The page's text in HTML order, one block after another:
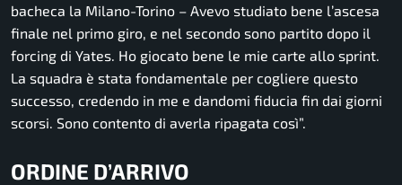
bacheca la Milano-Torino – Avevo studiato bene l’ascesa
finale nel primo giro, e nel secondo sono partito dopo il
forcing di Yates. Ho giocato bene le mie carte allo sprint.
La squadra è stata fondamentale per cogliere questo
successo, credendo in me e dandomi fiducia fin dai giorni
scorsi. Sono contento di averla ripagata così”.
ORDINE D’ARRIVO